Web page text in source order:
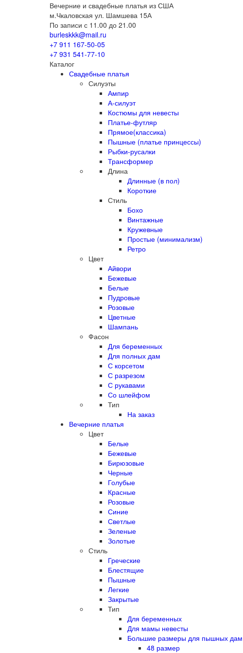
Вечерние и свадебные платья из США
м.Чкаловская ул. Шамшева 15А
По записи с 11.00 до 21.00
burleskkk@mail.ru
+7 911 167-50-05
+7 931 541-77-10
Каталог
Свадебные платья
Силуэты
Ампир
А-силуэт
Костюмы для невесты
Платье-футляр
Прямое(классика)
Пышные (платье принцессы)
Рыбки-русалки
Трансформер
Длина
Длинные (в пол)
Короткие
Стиль
Бохо
Винтажные
Кружевные
Простые (минимализм)
Ретро
Цвет
Айвори
Бежевые
Белые
Пудровые
Розовые
Цветные
Шампань
Фасон
Для беременных
Для полных дам
С корсетом
С разрезом
С рукавами
Со шлейфом
Тип
На заказ
Вечерние платья
Цвет
Белые
Бежевые
Бирюзовые
Черные
Голубые
Красные
Розовые
Синие
Светлые
Зеленые
Золотые
Стиль
Греческие
Блестящие
Пышные
Легкие
Закрытые
Тип
Для беременных
Для мамы невесты
Большие размеры для пышных дам
48 размер